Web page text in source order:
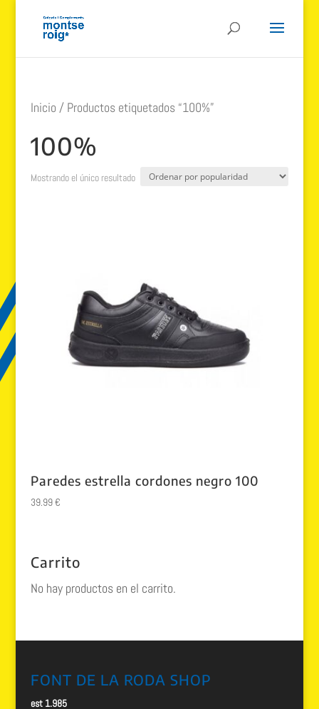
Inicio / Productos etiquetados “100%”
100%
Mostrando el único resultado
Paredes estrella cordones negro 100
39.99€
Carrito
No hay productos en el carrito.
FONT DE LA RODA SHOP
est 1.985